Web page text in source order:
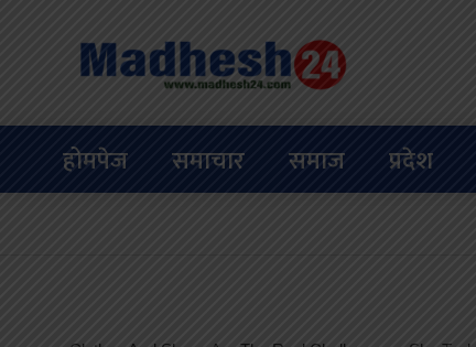
होमपेज समाचार समाज प्रदेश